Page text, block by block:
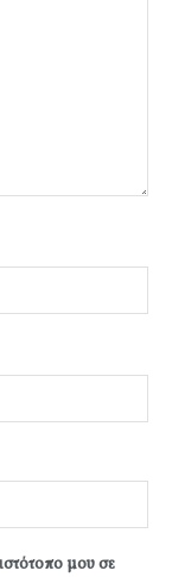
μου σε